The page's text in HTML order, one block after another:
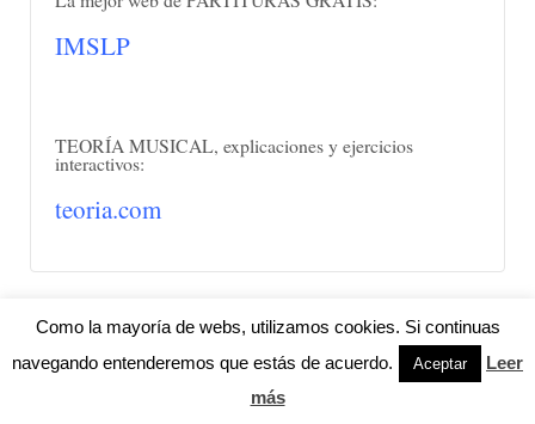
IMSLP
TEORÍA MUSICAL, explicaciones y ejercicios
interactivos:
teoria.com
© 2026 Responsive Theme WordPress
Como la mayoría de webs, utilizamos cookies. Si continuas
navegando entenderemos que estás de acuerdo.
Aceptar
Leer
más